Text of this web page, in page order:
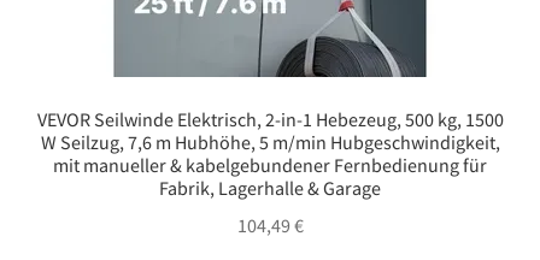
VEVOR Seilwinde Elektrisch, 2-in-1 Hebezeug, 500 kg, 1500
W Seilzug, 7,6 m Hubhöhe, 5 m/min Hubgeschwindigkeit,
mit manueller & kabelgebundener Fernbedienung für
Fabrik, Lagerhalle & Garage
104,49 €